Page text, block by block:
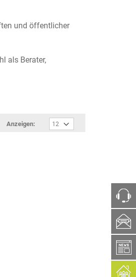
ph
box
und öffentlicher
als Berater,
Anzeigen: